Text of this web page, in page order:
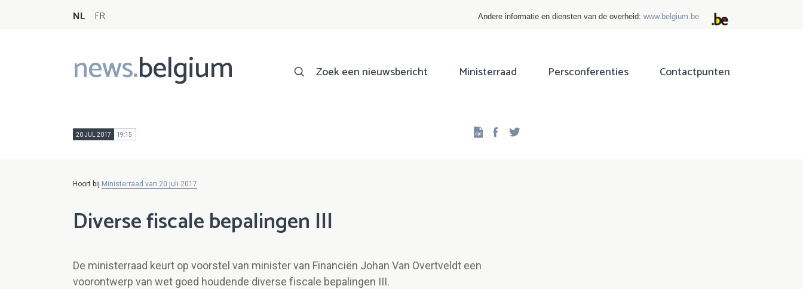
NL FR Andere informatie en diensten van de overheid: www.belgium.be
news.belgium
Main
navigation
Zoek een nieuwsbericht Ministerraad Persconferenties Contactpunten
20 JUL 2017 19:15 Facebook
Hoort bij Ministerraad van 20 juli 2017
Diverse fiscale bepalingen III
De ministerraad keurt op voorstel van minister van Financiën Johan Van Overtveldt een
voorontwerp van wet goed houdende diverse fiscale bepalingen III.